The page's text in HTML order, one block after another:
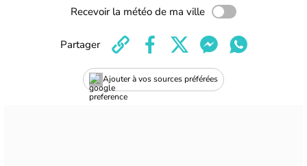
Recevoir la météo de ma ville
Ajouter à vos sources préférées
Partager